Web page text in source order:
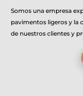
Somos una empresa
pavimentos ligeros y la
de nuestros clientes y